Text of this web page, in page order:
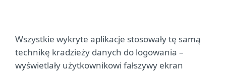
Wszystkie wykryte aplikacje stosowały tę samą
technikę kradzieży danych do logowania –
wyświetlały użytkownikowi fałszywy ekran